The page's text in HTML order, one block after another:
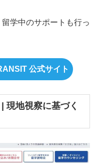
学中のサポートも行っ
公式サイト
現地視察に基づく